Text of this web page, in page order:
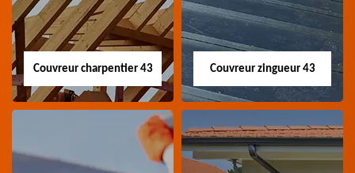
Couvreur charpentier 43 Couvreur zingueur 43